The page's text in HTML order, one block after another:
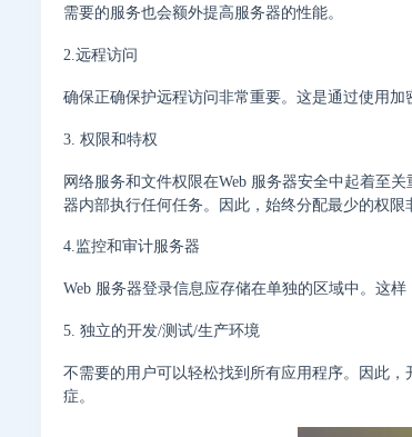
需要的服务也会额外提高服务器的性能。
2.远程访问
确保正确保护远程访问非常重要。这是通过使用
3. 权限和特权
网络服务和文件权限在Web 服务器安全中起着至
器内部执行任何任务。因此，始终分配最少的权限
4.监控和审计服务器
Web 服务器登录信息应存储在单独的区域中。这
5. 独立的开发/测试/生产环境
不需要的用户可以轻松找到所有应用程序。因此
症。